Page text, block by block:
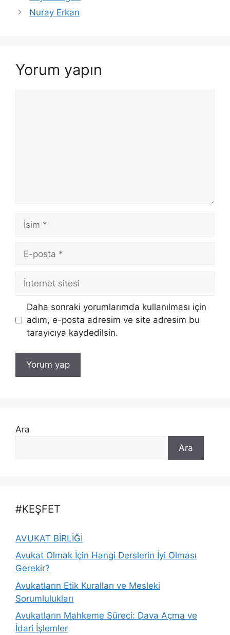
Nuray Erkan
Yorum yapın
İsim
posta
İnternet
Daha sonraki yorumlarımda kullanılması için
adım, e-posta adresim ve site adresim bu
tarayıcıya kaydedilsin.
Ara
Ara
#KEŞFET
AVUKAT BİRLİĞİ
Avukat Olmak İçin Hangi Derslerin İyi Olması
Gerekir?
Avukatların Etik Kuralları ve Mesleki
Sorumlulukları
Avukatların Mahkeme Süreci: Dava Açma ve
İdari İşlemler